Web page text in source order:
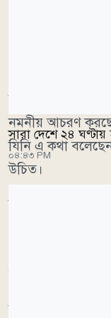
নমনীয় আচরণ
যিনি এ কথা
উচিত।
সারা দেশে ২৪
০৪:৪৩ PM